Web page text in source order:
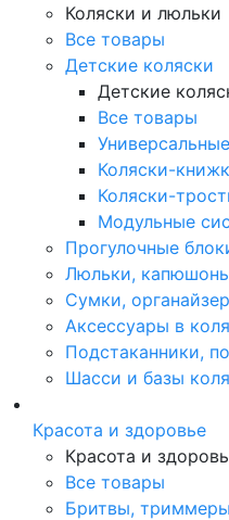
Коляски и люльки
Все товары
Детские коляски
Детские
Все товары
Коляски-
Коляски-
Модульные
Прогулочные
Люльки,
Сумки,
Аксессуары в
Подстаканники,
Шасси и базы
Красота и здоровье
Красота и
Все товары
Бритвы,